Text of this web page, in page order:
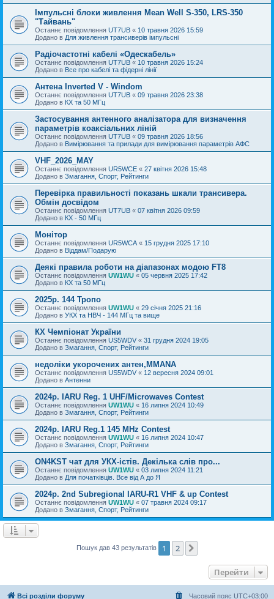
Імпульсні блоки живлення Mean Well S-350, LRS-350
"Тайвань"
Останнє повідомлення UT7UB « 10 травня 2026 15:59
Додано в Для живлення трансиверів імпульсні
Радіочастотні кабелі «Одескабель»
Останнє повідомлення UT7UB « 10 травня 2026 15:24
Додано в Все про кабелі та фідерні лінії
Антена Inverted V - Windom
Останнє повідомлення UT7UB « 09 травня 2026 23:38
Додано в КХ та 50 МГц
Застосування антенного аналізатора для визначення
параметрів коаксіальних ліній
Останнє повідомлення UT7UB « 09 травня 2026 18:56
Додано в Вимірювання та прилади для вимірювання параметрів АФС
VHF_2026_MAY
Останнє повідомлення UR5WCE « 27 квітня 2026 15:48
Додано в Змагання, Спорт, Рейтинги
Перевірка правильності показань шкали трансивера.
Обмін досвідом
Останнє повідомлення UT7UB « 07 квітня 2026 09:59
Додано в КХ - 50 МГц
Монітор
Останнє повідомлення UR5WCA « 15 грудня 2025 17:10
Додано в Віддам/Подарую
Деякі правила роботи на діапазонах модою FT8
Останнє повідомлення UW1WU « 05 червня 2025 17:42
Додано в КХ та 50 МГц
2025р. 144 Тропо
Останнє повідомлення UW1WU « 29 січня 2025 21:16
Додано в УКХ та НВЧ - 144 МГц та вище
КХ Чемпіонат України
Останнє повідомлення US5WDV « 31 грудня 2024 19:05
Додано в Змагання, Спорт, Рейтинги
недоліки укорочених антен,MMANA
Останнє повідомлення US5WDV « 12 вересня 2024 09:01
Додано в Антенни
2024р. IARU Reg. 1 UHF/Microwaves Contest
Останнє повідомлення UW1WU « 16 липня 2024 10:49
Додано в Змагання, Спорт, Рейтинги
2024р. IARU Reg.1 145 MHz Contest
Останнє повідомлення UW1WU « 16 липня 2024 10:47
Додано в Змагання, Спорт, Рейтинги
ON4KST чат для УКХ-істів. Декілька слів про...
Останнє повідомлення UW1WU « 03 липня 2024 11:21
Додано в Для початківців. Все від А до Я
2024р. 2nd Subregional IARU-R1 VHF & up Contest
Останнє повідомлення UW1WU « 07 травня 2024 09:17
Додано в Змагання, Спорт, Рейтинги
Пошук дав 43 результатів 1 2
Перейти
Всі розділи форуму Часовий пояс UTC+03:00